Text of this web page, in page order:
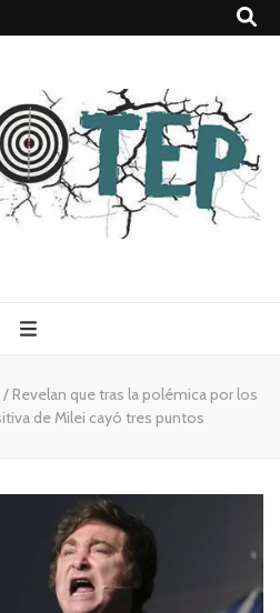
es
/ Revelan que tras la polémica por los
de Milei cayó tres puntos